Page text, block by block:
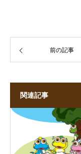
前の記事
関連記事